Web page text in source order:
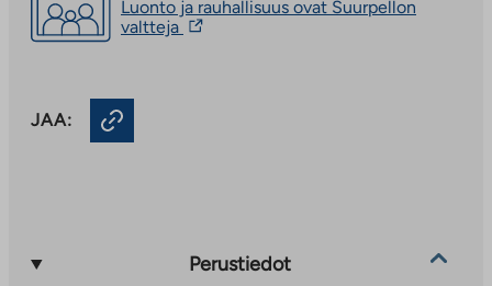
Luonto ja rauhallisuus ovat Suurpellon
valtteja Linkki
JAA:
Perustiedot